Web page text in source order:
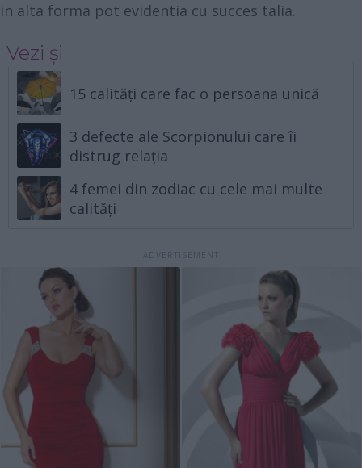
in alta forma pot evidentia cu succes talia.
Vezi și
15 calități care fac o persoana unică
3 defecte ale Scorpionului care îi
distrug relația
4 femei din zodiac cu cele mai multe
calități